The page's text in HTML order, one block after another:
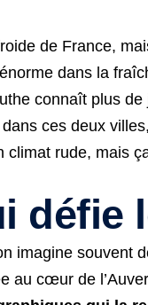
de France,
dans la
connaît plus
ces deux
climat rude, mais
défie
imagine souvent
au cœur de